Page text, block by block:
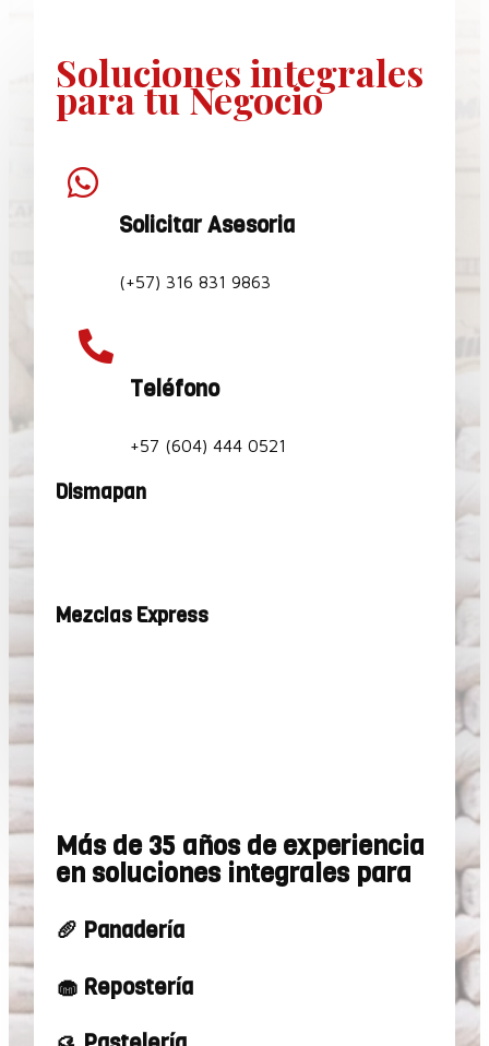
Solucionesintegrales
para tu Negocio

Solicitar Asesoria
(+57) 316 831 9863

Teléfono
+57 (604) 444 0521
Dismapan
Mezclas Express
Más de 35 años de experiencia
en soluciones integrales para
🥖 Panadería
🧁 Repostería